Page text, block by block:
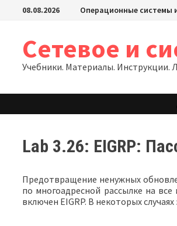
Перейти08.08.2026 Операционные системы
Сетевое и
Учебники. Материалы. Инструкции.
Lab 3.26: EIGRP:
Предотвращение ненужных
по многоадресной рассылке на
включен EIGRP. В некоторых